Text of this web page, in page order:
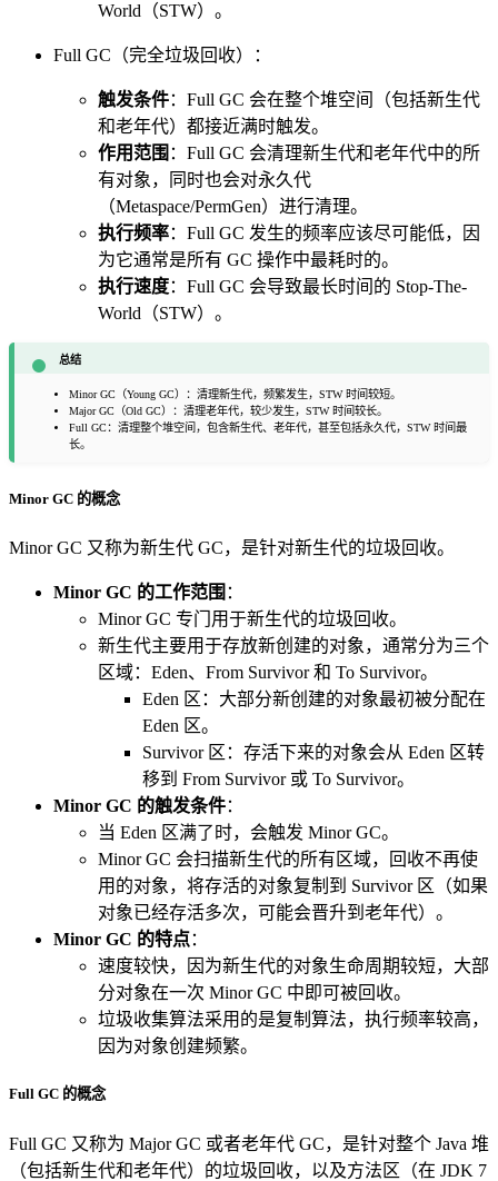
World（STW）。
Full GC（完全垃圾回收）：
触发条件：Full GC 会在整个堆空间（包括新生代
和老年代）都接近满时触发。
作用范围 ：Full GC 会清理新生代和老年代中的所
有对象，同时也会对永久代
（Metaspace/PermGen）进行清理。
执行频率：Full GC 发生的频率应该尽可能低，因
为它通常是所有 GC 操作中最耗时的。
执行速度：Full GC 会导致最长时间的 Stop-The-
World（STW）。
总结
Minor GC（Young GC）：清理新生代，频繁发生，STW 时间较短。
Major GC（Old GC）：清理老年代，较少发生，STW 时间较长。
Full GC：清理整个堆空间，包含新生代、老年代，甚至包括永久代，STW 时间最
长。
Minor GC 的概念
Minor GC 又称为新生代 GC，是针对新生代的垃圾回收。
Minor GC 的工作范围 ：
Minor GC 专门用于新生代的垃圾回收。
新生代主要用于存放新创建的对象，通常分为三个
区域：Eden、From Survivor 和 To Survivor。
Eden 区：大部分新创建的对象最初被分配在
Eden 区。
Survivor 区：存活下来的对象会从 Eden 区转
移到 From Survivor 或 To Survivor。
Minor GC 的触发条件：
当 Eden 区满了时，会触发 Minor GC。
Minor GC 会扫描新生代的所有区域，回收不再使
用的对象，将存活的对象复制到 Survivor 区（如果
对象已经存活多次，可能会晋升到老年代）。
Minor GC 的特点：
速度较快，因为新生代的对象生命周期较短，大部
分对象在一次 Minor GC 中即可被回收。
垃圾收集算法采用的是复制算法，执行频率较高，
因为对象创建频繁。
Full GC 的概念
Full GC 又称为 Major GC 或者老年代 GC，是针对整个 Java 堆
（包括新生代和老年代）的垃圾回收，以及方法区（在 JDK 7